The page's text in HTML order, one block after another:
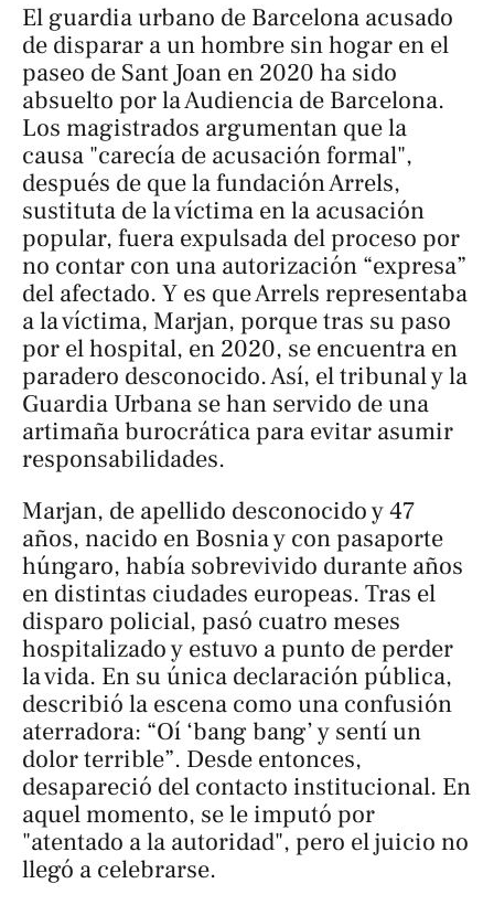
El guardia urbano de Barcelona acusado
de disparar a un hombre sin hogar en el
paseo de Sant Joan en 2020 ha sido
absuelto por la Audiencia de Barcelona.
Los magistrados argumentan que la
causa "carecía de acusación formal",
después de que la fundación Arrels,
sustituta de la víctima en la acusación
popular, fuera expulsada del proceso por
no contar con una autorización “expresa”
del afectado. Y es que Arrels representaba
a la víctima, Marjan, porque tras su paso
por el hospital, en 2020, se encuentra en
paradero desconocido. Así, el tribunal y la
Guardia Urbana se han servido de una
artimaña burocrática para evitar asumir
responsabilidades.
Marjan, de apellido desconocido y 47
años, nacido en Bosnia y con pasaporte
húngaro, había sobrevivido durante años
en distintas ciudades europeas. Tras el
disparo policial, pasó cuatro meses
hospitalizado y estuvo a punto de perder
la vida. En su única declaración pública,
describió la escena como una confusión
aterradora: “Oí ‘bang bang’y sentí un
dolor terrible”. Desde entonces,
desapareció del contacto institucional. En
aquel momento, se le imputó por
"atentado a la autoridad", pero el juicio no
llegó a celebrarse.